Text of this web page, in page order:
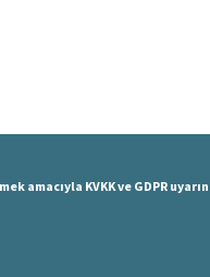
KVKK ve GDPR